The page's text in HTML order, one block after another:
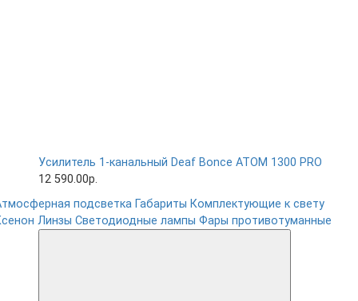
Усилитель 1-канальный Deaf Bonce ATOM 1300 PRO
12 590.00р.
подсветка Габариты Комплектующие к свету
Линзы Светодиодные лампы Фары противотуманные